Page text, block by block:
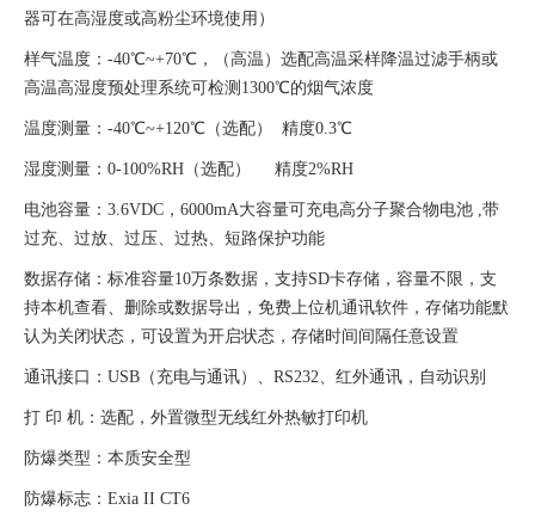
器可在高湿度或高粉尘环境使用）
样气温度： -40℃~+70℃， （高温 ） 选配高温采样降温过滤手柄或
高温高湿度预处理系统可检测 1300℃的烟气浓度
温度测量： -40℃~+120℃（选配） 精度0.3℃
湿度测量： 0-100%RH（选配） 精度2%RH
电池容量： 3.6VDC，6000mA大容量可充电高分子聚合物电池 ,带
过充、过放、过压、过热、短路保护功能
数据存储：标准容量10万条数据，支持SD卡存储，容量不限，支
持本机查看、删除或数据导出， 免费上位机通讯软件，存储功能默
认为关闭状态，可设置为开启状态，存储时间间隔任意设置
通讯接口： USB（充电与通讯）、RS232、红外通讯，自动识别
打 印 机：选配，外置微型无线红外热敏打印机
防爆类型：本质安全型
防爆标志： Exia II CT6